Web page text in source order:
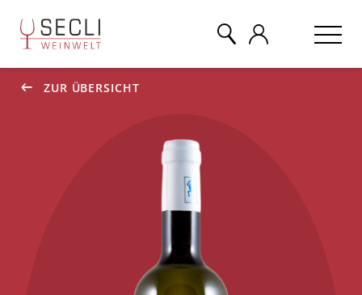
ZUR ÜBERSICHT